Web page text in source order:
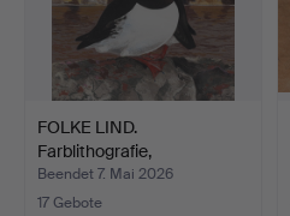
FOLKE LIND.
Farblithografie,
"Lunnefåglar"…
Beendet 7. Mai 2026
17 Gebote